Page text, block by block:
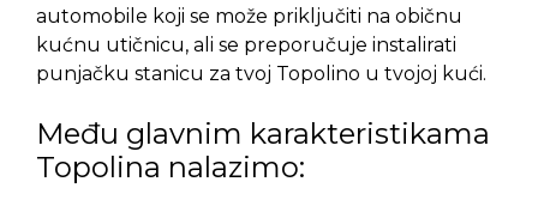
automobile koji se može priključiti na običnu
kućnu utičnicu, ali se preporučuje instalirati
punjačku stanicu za tvoj Topolino u tvojoj kući.
Među glavnim karakteristikama
Topolina nalazimo: